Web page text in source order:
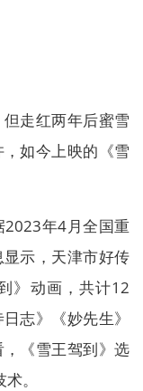
走红两年后蜜雪
如今上映的《雪
2023年4月全国重
示，天津市好传
》动画，共计12
志》《妙先生》
，《雪王驾到》选
。